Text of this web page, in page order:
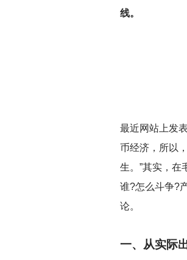
线。
最近网站上发
币经济，所以
生。”其实，在
谁?怎么斗争?
论。
一、从实际